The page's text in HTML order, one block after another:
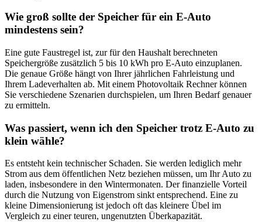
Wie groß sollte der Speicher für ein E-Auto
mindestens sein?
Eine gute Faustregel ist, zur für den Haushalt berechneten
Speichergröße zusätzlich 5 bis 10 kWh pro E-Auto einzuplanen.
Die genaue Größe hängt von Ihrer jährlichen Fahrleistung und
Ihrem Ladeverhalten ab. Mit einem Photovoltaik Rechner können
Sie verschiedene Szenarien durchspielen, um Ihren Bedarf genauer
zu ermitteln.
Was passiert, wenn ich den Speicher trotz E-Auto zu
klein wähle?
Es entsteht kein technischer Schaden. Sie werden lediglich mehr
Strom aus dem öffentlichen Netz beziehen müssen, um Ihr Auto zu
laden, insbesondere in den Wintermonaten. Der finanzielle Vorteil
durch die Nutzung von Eigenstrom sinkt entsprechend. Eine zu
kleine Dimensionierung ist jedoch oft das kleinere Übel im
Vergleich zu einer teuren, ungenutzten Überkapazität.